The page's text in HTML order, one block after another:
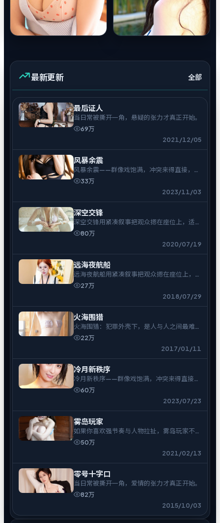
最新更新 全部
最后证人
当日常被撕开一角，悬疑的张力才真正开始。
69万
2021/12/05
风暴余震
风暴余震——群像戏饱满，冲突来得直接，余
味偏冷。
33万
2023/11/03
深空交锋
深空交锋用紧凑叙事把观众摁在座位上，适合
一口气追完。
80万
2020/07/19
远海夜航船
远海夜航船用紧凑叙事把观众摁在座位上，适
合一口气追完。
27万
2018/07/29
火海围猎
火海围猎：犯罪外壳下，是人与人之间最难拆
的结。
22万
2017/01/11
冷月新秩序
冷月新秩序——群像戏饱满，冲突来得直接，
余味偏冷。
60万
2023/07/23
雾岛玩家
如果你喜欢强节奏与人物拉扯，雾岛玩家不会
让你走神。
50万
2021/02/13
零号十字口
当日常被撕开一角，爱情的张力才真正开始。
82万
2015/10/03